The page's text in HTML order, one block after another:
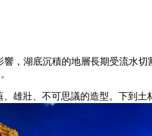
，湖底沉積的地層長期受流水切
雄壯、不可思議的造型。下到土